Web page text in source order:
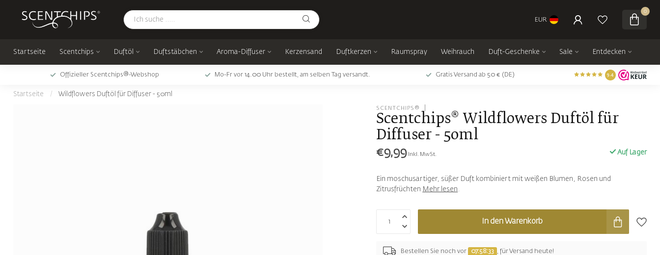
EUR
0
Startseite Scentchips Duftöl Duftstäbchen Aroma-Diffuser Kerzensand Duftkerzen Raumspray Weihrauch Duft-Geschenke Sale Entdecken
Offizieller Scentchips®-Webshop Mo-Fr vor 14.00 Uhr bestellt, am selben Tag versandt. Gratis Versand ab 50 € (DE) 9.4
Startseite / Wildflowers Duftöl für Diffuser - 50ml
SCENTCHIPS®
Scentchips® Wildflowers Duftöl für
Diffuser - 50ml
€9,99 Inkl. MwSt. Auf Lager
Ein moschusartiger, süßer Duft kombiniert mit weißen Blumen, Rosen und
Zitrusfrüchten Mehr lesen .
In den Warenkorb
Bestellen Sie noch vor 07:58:32 , für Versand heute!